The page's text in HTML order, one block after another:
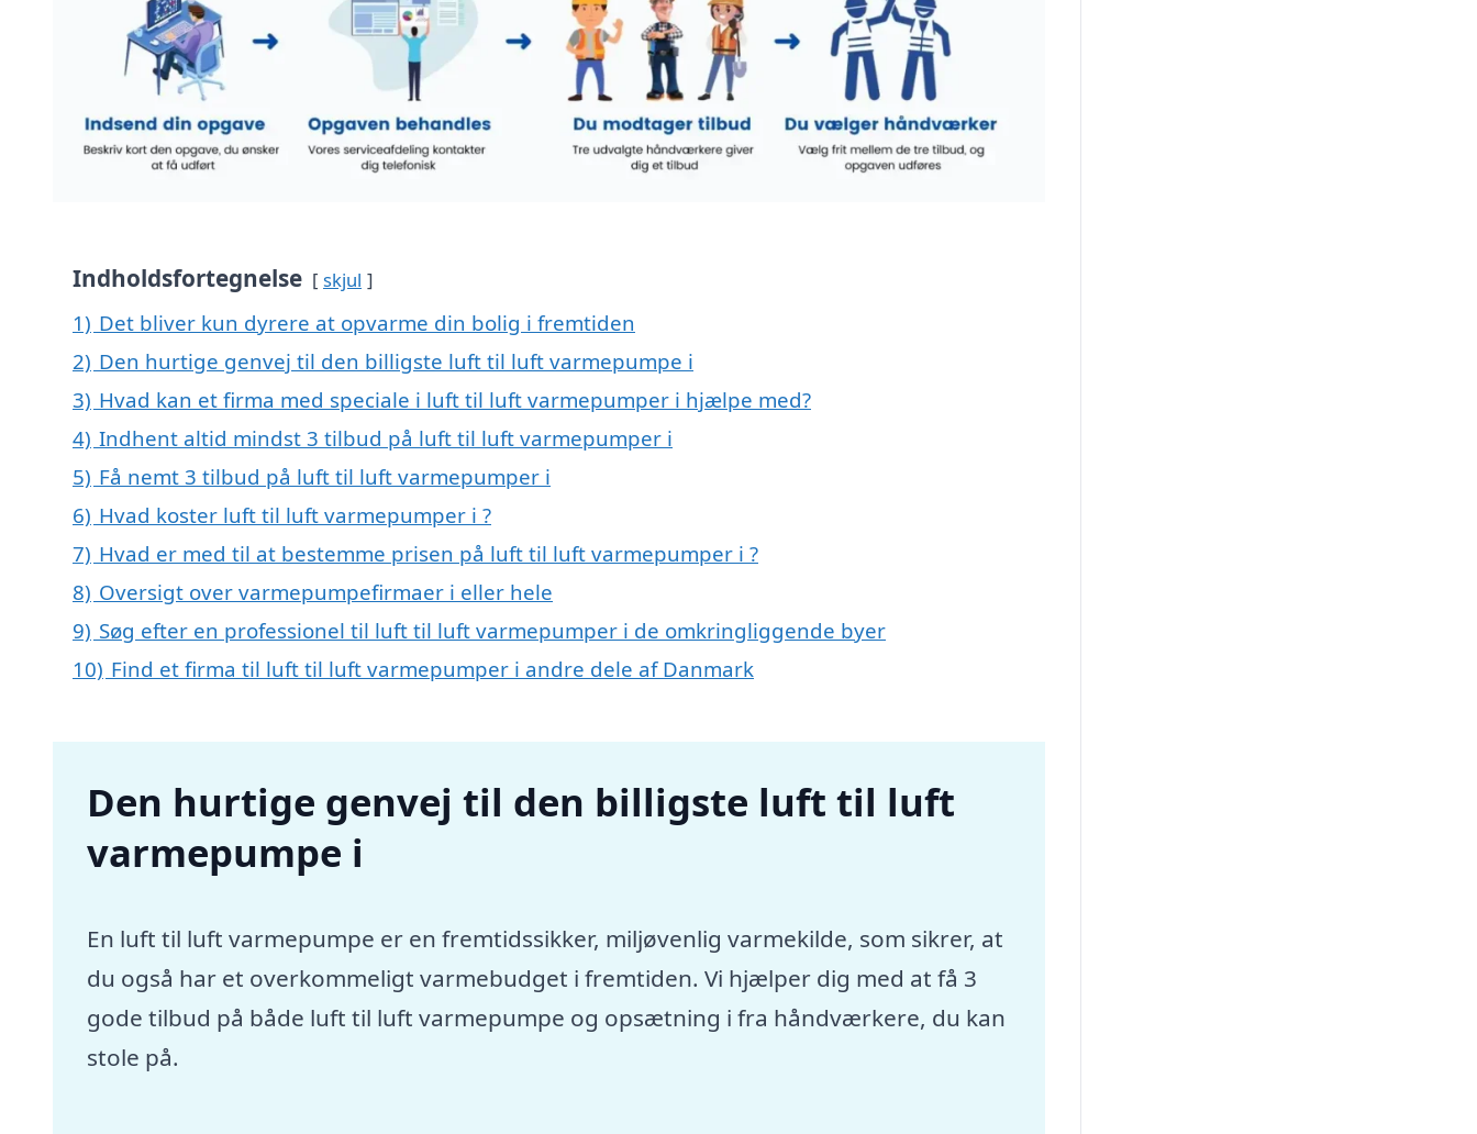
Indholdsfortegnelse skjul
1) Det bliver kun dyrere at opvarme din bolig i fremtiden
2) Den hurtige genvej til den billigste luft til luft varmepumpe i
3) Hvad kan et firma med speciale i luft til luft varmepumper i hjælpe med?
4) Indhent altid mindst 3 tilbud på luft til luft varmepumper i
5) Få nemt 3 tilbud på luft til luft varmepumper i
6) Hvad koster luft til luft varmepumper i ?
7) Hvad er med til at bestemme prisen på luft til luft varmepumper i ?
8) Oversigt over varmepumpefirmaer i eller hele
9) Søg efter en professionel til luft til luft varmepumper i de omkringliggende byer
10) Find et firma til luft til luft varmepumper i andre dele af Danmark
Den hurtige genvej til den billigste luft til luft
varmepumpe i
En luft til luft varmepumpe er en fremtidssikker, miljøvenlig varmekilde, som sikrer, at
du også har et overkommeligt varmebudget i fremtiden. Vi hjælper dig med at få 3
gode tilbud på både luft til luft varmepumpe og opsætning i fra håndværkere, du kan
stole på.